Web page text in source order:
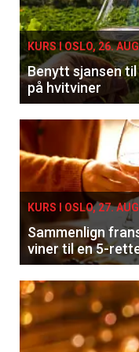
KURS I OSLO, 26.
Benytt sjansen
på hvitviner
KURS I OSLO, 27.
Sammenlign
viner til en 5-